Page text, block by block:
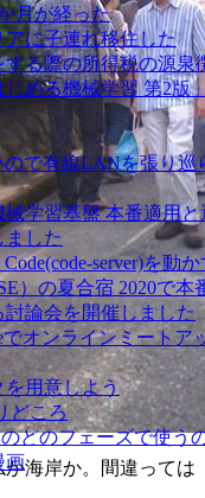
月が経った
に子連れ移住した
る際の所得税の源泉
める機械学習 第2版
ので有線LANを張り巡
学習基盤 本番適用
した
server)を動か
）の夏合宿 2020で本
論会を開催しました
でオンラインミートア
用意しよう
どころ
のどのフェーズで使う
画海岸か。間違っては